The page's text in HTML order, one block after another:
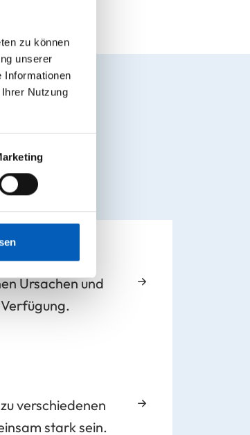
zu können
unserer
Informationen
Nutzung
Ursachen und
verschiedenen
stark sein.